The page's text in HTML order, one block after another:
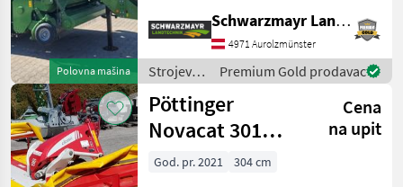
Polovna mašina
cm - s reznom jedinicom
rotora s 26 noževa - s
tandem upravljanjem
osovinom - s
Schwarzmayr Landtechnik GmbH - Aurolzmünster
4971 Aurolzmünster
Strojevi i
oprema
za travu i
baliranje
/ Krone
Premium Gold prodavac
Pöttinger
Novacat 301
Classic
Cena
na upit
God. pr. 2021
304 cm